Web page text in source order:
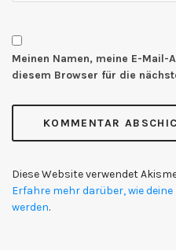
Meinen Namen, meine E-Mail-
diesem Browser für die
Diese Website verwendet
Erfahre mehr darüber, wie
werden.